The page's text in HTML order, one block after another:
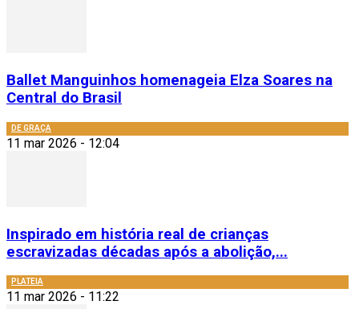
Ballet Manguinhos homenageia Elza Soares na
Central do Brasil
DE GRAÇA
11 mar 2026 - 12:04
Inspirado em história real de crianças
escravizadas décadas após a abolição,...
PLATEIA
11 mar 2026 - 11:22